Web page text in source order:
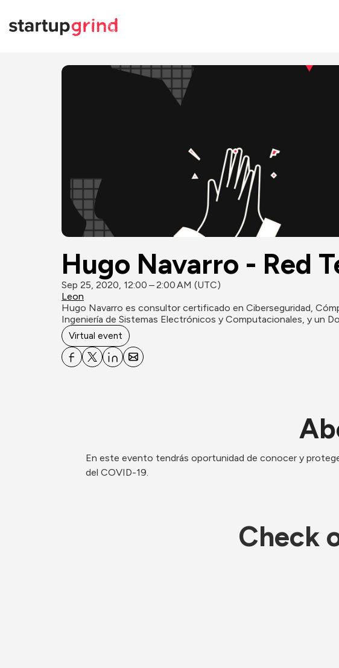
Hugo Navarro - Red
Sep 25, 2020, 12:00 – 2:00 AM (UTC)
Leon
Hugo Navarro es consultor certificado en Ciberseguridad,
Ingeniería de Sistemas Electrónicos y Computacionales, y un
Virtual event
En este evento tendrás oportunidad de conocer y
del COVID-19.
Check